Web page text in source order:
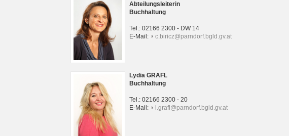
Abteilungsleiterin
Buchhaltung
Tel.: 02166 2300 - DW 14
E-Mail:
c.biricz@parndorf.bgld.gv.at
Lydia GRAFL
Buchhaltung
Tel.: 02166 2300 - 20
E-Mail:
l.grafl@parndorf.bgld.gv.at